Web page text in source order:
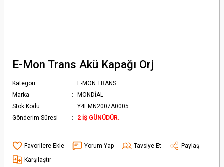
E-Mon Trans Akü Kapağı Orj
Kategori
E-MON TRANS
Marka
MONDİAL
Stok Kodu
Y4EMN2007A0005
Gönderim Süresi
2 İŞ GÜNÜDÜR.
Yorum Yap Tavsiye Et
Paylaş
Karşılaştır